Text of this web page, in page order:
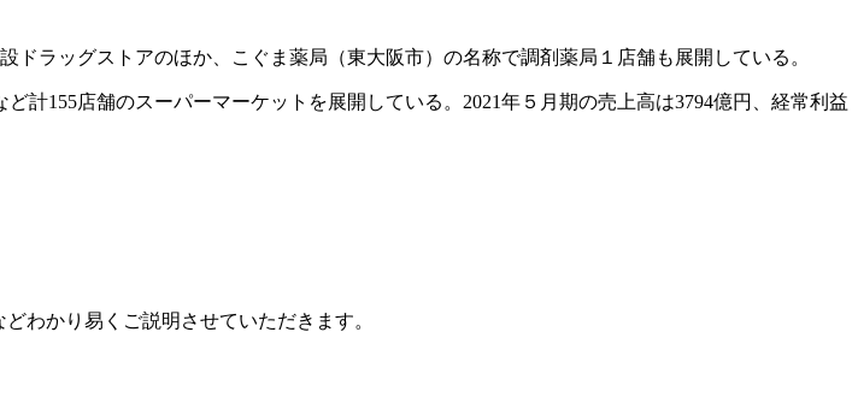
ラッグストアのほか、こぐま薬局（東大阪市）の名称で調剤薬局１店舗も展開している。
計155店舗のスーパーマーケットを展開している。2021年５月期の売上高は3794億円、経常利益
わかり易くご説明させていただきます。